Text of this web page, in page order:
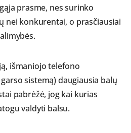
prasme, nes surinko
nei konkurentai, o prasčiausiai
išmaniojo telefono
sistemą) daugiausia balų
pabrėžė, jog kai kurias
valdyti balsu.